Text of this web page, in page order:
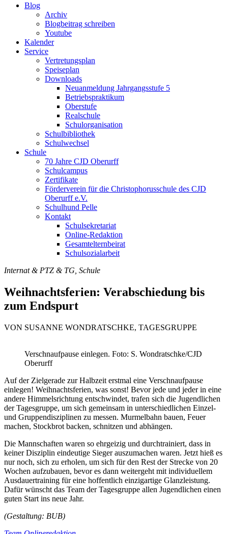
Blog
Archiv
Blogbeitrag schreiben
Youtube
Kalender
Service
Vertretungsplan
Speiseplan
Downloads
Neuanmeldung Jahrgangsstufe 5
Betriebspraktikum
Oberstufe
Realschule
Schulorganisation
Schulbibliothek
Schulwechsel
Schule
70 Jahre CJD Oberurff
Schulcampus
Zertifikate
Förderverein für die Christophorusschule des CJD
Oberurff e.V.
Schulhund Pelle
Kontakt
Schulsekretariat
Online-Redaktion
Gesamtelternbeirat
Schulsozialarbeit
Internat & PTZ & TG, Schule
Weihnachtsferien: Verabschiedung bis
zum Endspurt
VON SUSANNE WONDRATSCHKE, TAGESGRUPPE
Verschnaufpause einlegen. Foto: S. Wondratschke/CJD
Oberurff
Auf der Zielgerade zur Halbzeit erstmal eine Verschnaufpause
einlegen! Weihnachtsferien, was sonst! Bevor jede und jeder in eine
andere Himmelsrichtung entschwindet, trafen sich die Jugendlichen
der Tagesgruppe, um sich gemeinsam in unterschiedlichen Einzel-
und Gruppendisziplinen zu messen. Murmelbahn bauen, Feuer
machen, Stockbrot backen, schnitzen und abhängen.
Die Mannschaften waren so ehrgeizig und durchtrainiert, dass in
keiner Disziplin eindeutige Sieger auszumachen waren. Jetzt hieß es
nur noch, sich zu erholen, um sich für den Rest der Strecke von 20
Wochen aufzubauen, bevor es dann weitergeht mit individuellem
Ausdauertraining für eine hoffentlich einzigartige Glanzleistung.
Dafür wünscht das Team der Tagesgruppe allen Jugendlichen einen
guten Start ins neue Jahr.
(Gestaltung: BUB)